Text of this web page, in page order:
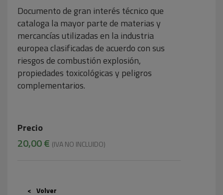
Documento de gran interés técnico que
cataloga la mayor parte de materias y
mercancías utilizadas en la industria
europea clasificadas de acuerdo con sus
riesgos de combustión explosión,
propiedades toxicológicas y peligros
complementarios.
Precio
20,00 € (IVA NO INCLUIDO)
Volver